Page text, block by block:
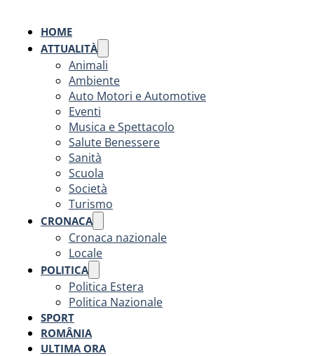
HOME
ATTUALITÀ
Animali
Ambiente
Auto Motori e Automotive
Eventi
Musica e Spettacolo
Salute Benessere
Sanità
Scuola
Società
Turismo
CRONACA
Cronaca nazionale
Locale
POLITICA
Politica Estera
Politica Nazionale
SPORT
ROMÂNIA
ULTIMA ORA